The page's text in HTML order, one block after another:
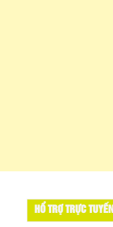
HỔ TRỢ TRỰC TUYẾN